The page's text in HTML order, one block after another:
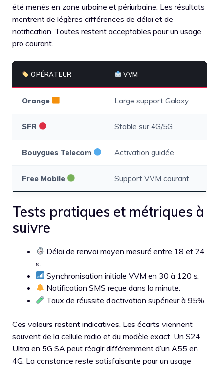
été menés en zone urbaine et périurbaine. Les résultats
montrent de légères différences de délai et de
notification. Toutes restent acceptables pour un usage
pro courant.
OPÉRATEUR VVM
Orange Large support Galaxy
SFR Stable sur 4G/5G
Bouygues Telecom Activation guidée
Free Mobile Support VVM courant
Tests pratiques et métriques à
suivre
Délai de renvoi moyen mesuré entre 18 et 24
s.
Synchronisation initiale VVM en 30 à 120 s.
Notification SMS reçue dans la minute.
Taux de réussite d’activation supérieur à 95%.
Ces valeurs restent indicatives. Les écarts viennent
souvent de la cellule radio et du modèle exact. Un S24
Ultra en 5G SA peut réagir différemment d’un A55 en
4G. La constance reste satisfaisante pour un usage